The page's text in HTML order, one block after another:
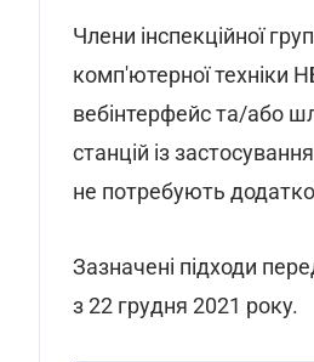
Члени інспекційної
комп'ютерної техніки
вебінтерфейс та/або
станцій із
не потребують
Зазначені підходи
з 22 грудня 2021 року.